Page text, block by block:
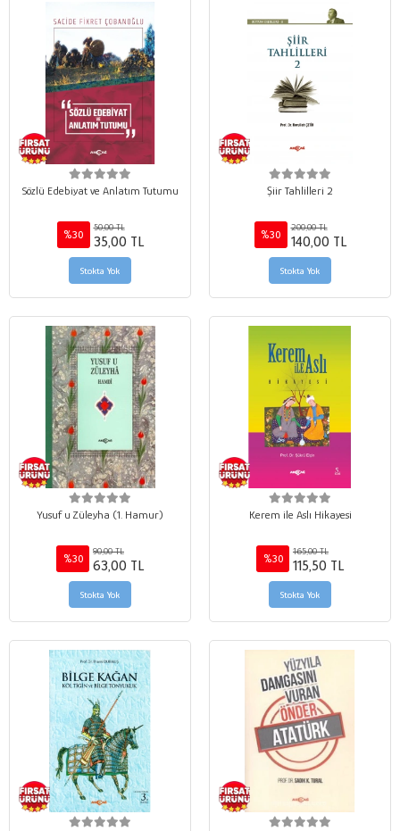
Sözlü Edebiyat ve Anlatım Tutumu
%30
50,00 TL
35,00 TL
Stokta Yok
Şiir Tahlilleri 2
%30
200,00 TL
140,00 TL
Stokta Yok
Yusuf u Züleyha (1. Hamur)
%30
90,00 TL
63,00 TL
Stokta Yok
Kerem ile Aslı Hikayesi
%30
165,00 TL
115,50 TL
Stokta Yok